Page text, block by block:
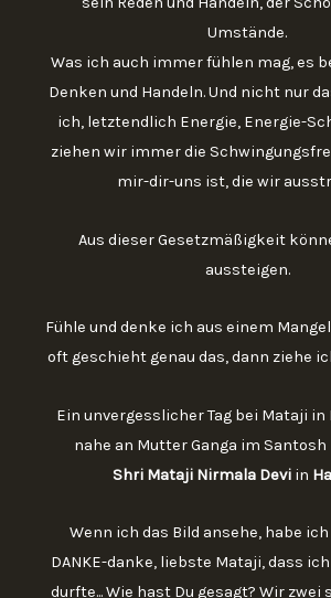
Umstände.
Was ich auch immer fühlen mag, es
Denken und Handeln. Und nicht nur
ich, letztendlich Energie, Energie-
ziehen wir immer die
mir-dir-uns ist, die wir
Aus dieser Gesetzmäßigkeit
aussteigen.
Fühle und denke ich aus einem
oft geschieht genau das, dann ziehe
Ein unvergesslicher Tag bei Mataji in
nahe an Mutter Ganga im Santosh
Shri Mataji Nirmala Devi in
Wenn ich das Bild ansehe, habe ich
DANKE-danke, liebste Mataji, dass
durfte... Wie hast Du gesagt? Wir